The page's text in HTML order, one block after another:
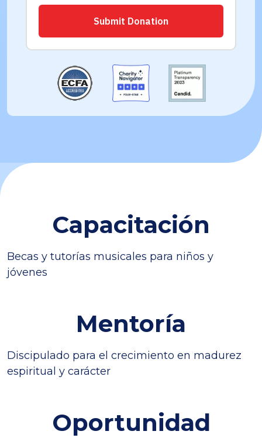
Capacitación
Becas y tutorías musicales para niños y
jóvenes
Mentoría
Discipulado para el crecimiento en madurez
espiritual y carácter
Oportunidad